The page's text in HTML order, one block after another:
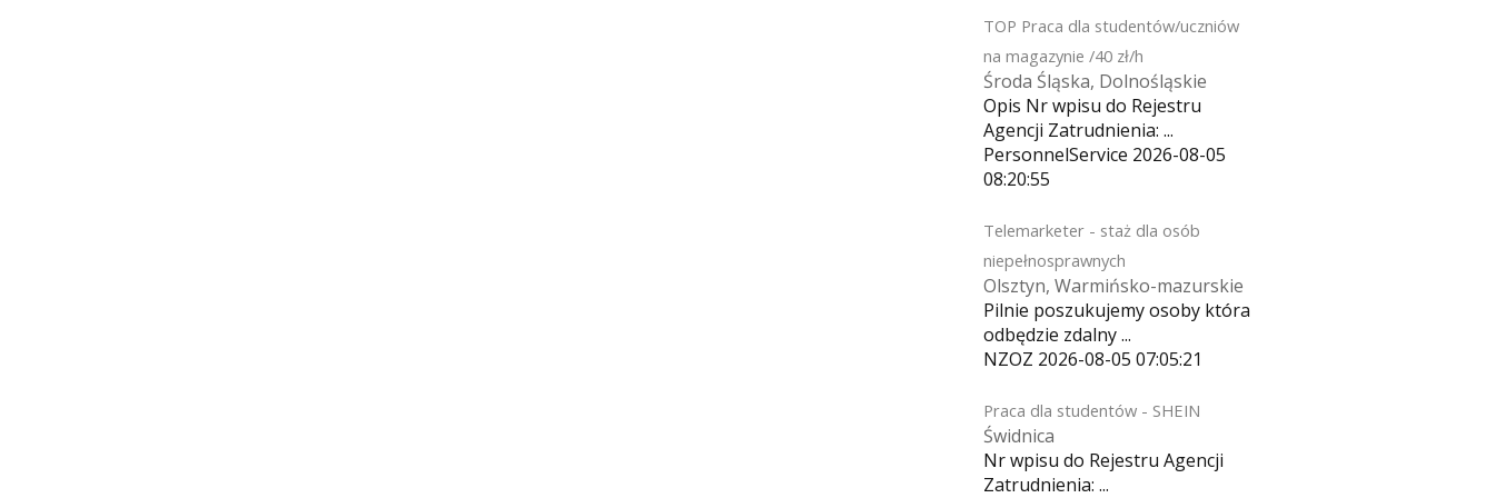
TOP Praca dla studentów/uczniów
na magazynie /40 zł/h
Środa Śląska, Dolnośląskie
Opis Nr wpisu do Rejestru
Agencji Zatrudnienia: ...
PersonnelService 2026-08-05
08:20:55
Telemarketer - staż dla osób
niepełnosprawnych
Olsztyn, Warmińsko-mazurskie
Pilnie poszukujemy osoby która
odbędzie zdalny ...
NZOZ 2026-08-05 07:05:21
Praca dla studentów - SHEIN
Świdnica
Nr wpisu do Rejestru Agencji
Zatrudnienia: ...